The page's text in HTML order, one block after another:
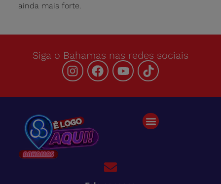
ainda mais forte.
Siga o Bahamas nas redes sociais